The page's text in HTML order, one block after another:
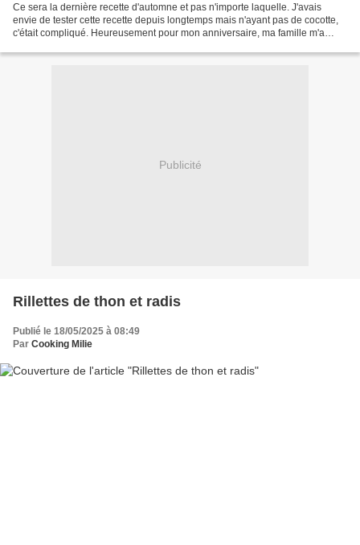
Ce sera la dernière recette d'automne et pas n'importe laquelle. J'avais
envie de tester cette recette depuis longtemps mais n'ayant pas de cocotte,
c'était compliqué. Heureusement pour mon anniversaire, ma famille m'a
Publicité
Rillettes de thon et radis
Publié le 18/05/2025 à 08:49
Par Cooking Milie